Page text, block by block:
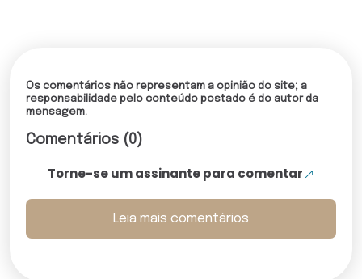
Os comentários não representam a opinião do site; a
responsabilidade pelo conteúdo postado é do autor da
mensagem.
Comentários (0)
Torne-se um assinante para comentar
Leia mais comentários